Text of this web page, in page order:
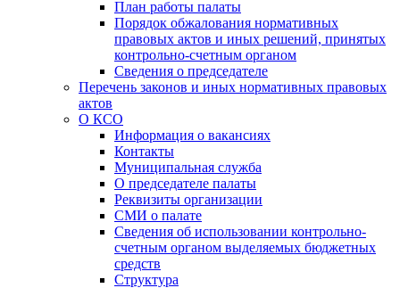
План работы палаты
Порядок обжалования нормативных
правовых актов и иных решений, принятых
контрольно-счетным органом
Сведения о председателе
Перечень законов и иных нормативных правовых
актов
О КСО
Информация о вакансиях
Контакты
Муниципальная служба
О председателе палаты
Реквизиты организации
СМИ о палате
Сведения об использовании контрольно-
счетным органом выделяемых бюджетных
средств
Структура